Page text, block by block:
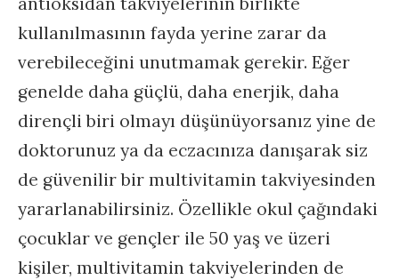
kullanılmasının fayda yerine zarar da
verebileceğini unutmamak gerekir. Eğer
genelde daha güçlü, daha enerjik, daha
dirençli biri olmayı düşünüyorsanız yine de
doktorunuz ya da eczacınıza danışarak siz
de güvenilir bir multivitamin takviyesinden
yararlanabilirsiniz. Özellikle okul çağındaki
çocuklar ve gençler ile 50 yaş ve üzeri
kişiler, multivitamin takviyelerinden de